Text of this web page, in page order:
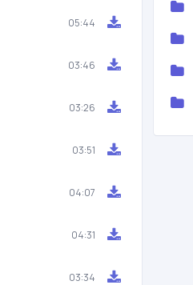
05:44
03:46
03:26
03:51
04:07
04:31
03:34